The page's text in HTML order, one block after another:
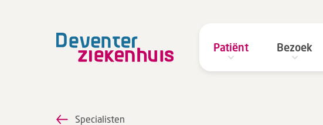
Patiënt Bezoek
Specialisten